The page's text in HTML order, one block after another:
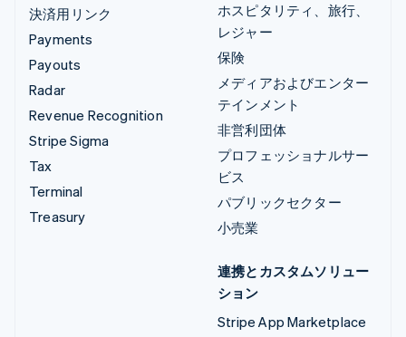
決済用リンク
Payments
Payouts
Radar
Revenue Recognition
Stripe Sigma
Tax
Terminal
Treasury
ホスピタリティ、旅行、
レジャー
保険
メディアおよびエンター
テインメント
非営利団体
プロフェッショナルサー
ビス
パブリックセクター
小売業
連携とカスタムソリュー
ション
Stripe App Marketplace